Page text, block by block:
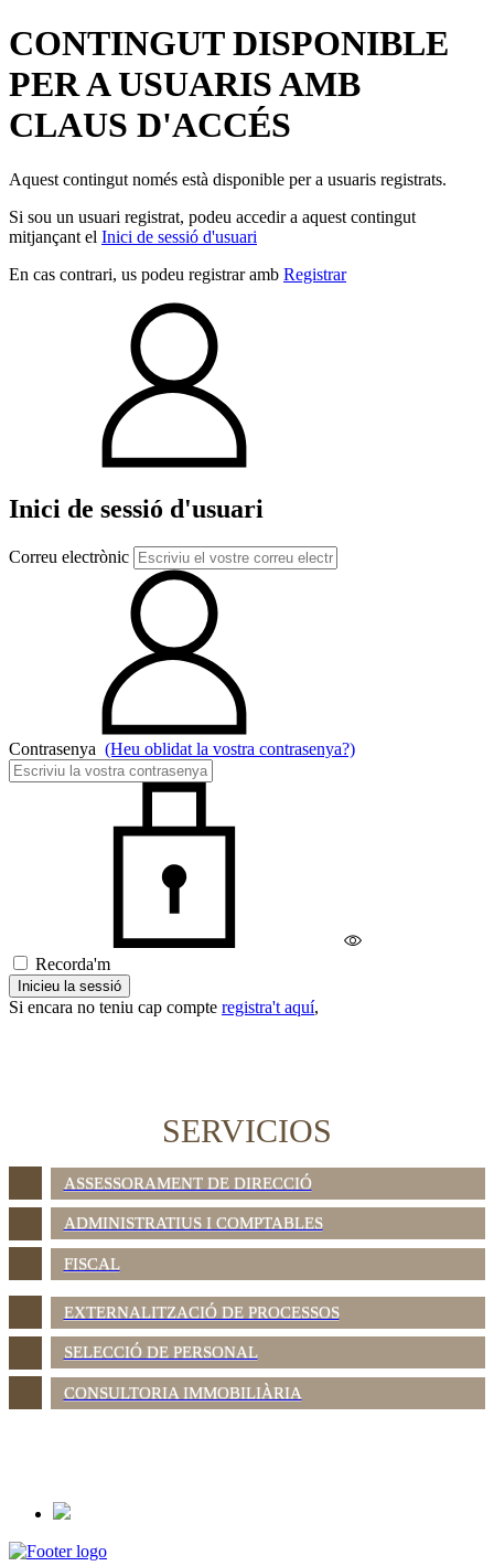
CONTINGUT DISPONIBLE
PER A USUARIS AMB
CLAUS D'ACCÉS
Aquest contingut només està disponible per a usuaris registrats.
Si sou un usuari registrat, podeu accedir a aquest contingut
mitjançant el Inici de sessió d'usuari
En cas contrari, us podeu registrar amb Registrar
Inici de sessió d'usuari
Correu electrònic
Contrasenya (Heu oblidat la vostra contrasenya?)
Recorda'm
Inicieu la sessió
Si encara no teniu cap compte registra't aquí,
SERVICIOS
ASSESSORAMENT DE DIRECCIÓ
ADMINISTRATIUS I COMPTABLES
FISCAL
EXTERNALITZACIÓ DE PROCESSOS
SELECCIÓ DE PERSONAL
CONSULTORIA IMMOBILIÀRIA